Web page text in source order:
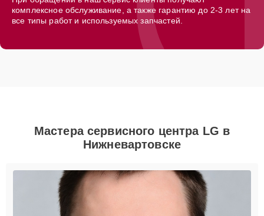
комплексное обслуживание, а также гарантию до 2-3 лет на
все типы работ и используемых запчастей.
Мастера сервисного центра LG в
Нижневартовске